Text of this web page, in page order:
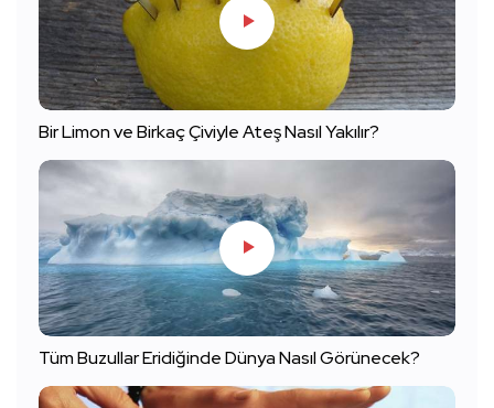
Bir Limon ve Birkaç Çiviyle Ateş Nasıl Yakılır?
Tüm Buzullar Eridiğinde Dünya Nasıl Görünecek?